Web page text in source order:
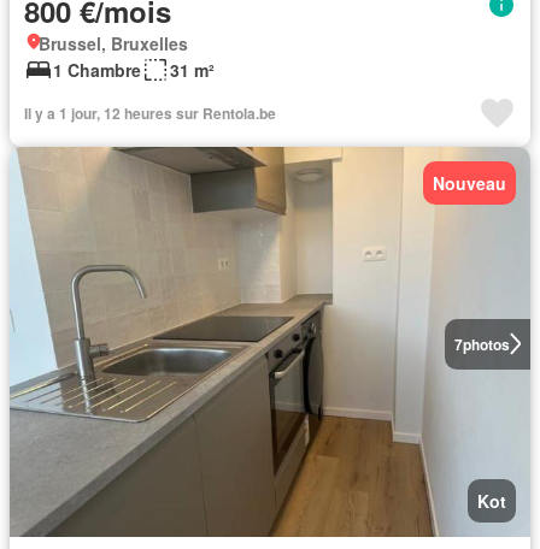
800 €/mois
Brussel, Bruxelles
1 Chambre
31 m²
Il y a 1 jour, 12 heures sur Rentola.be
7photos
Nouveau
Kot